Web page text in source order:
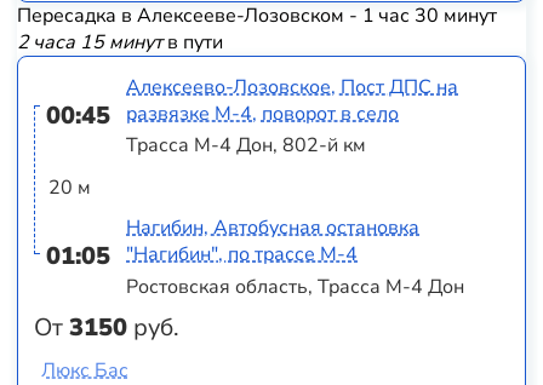
Пересадка в Алексееве-Лозовском - 1 час 30 минут
2 часа 15 минутв пути
00:45
20 м
01:05
От3150 руб.
Алексеево-Лозовское, Пост ДПС на
развязке М-4, поворот в село
Трасса М-4 Дон, 802-й км
Нагибин, Автобусная остановка
"Нагибин", по трассе М-4
Ростовская область, Трасса М-4 Дон
Люкс Бас